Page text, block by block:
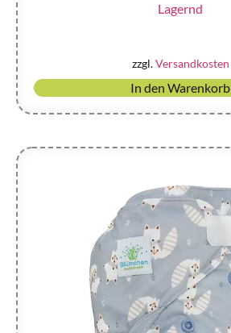
Lagernd
zzgl.Versandkosten
In den Warenkorb